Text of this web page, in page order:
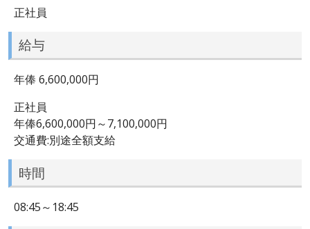
正社員
給与
年俸 6,600,000円
正社員
年俸6,600,000円～7,100,000円
交通費:別途全額支給
時間
08:45～18:45